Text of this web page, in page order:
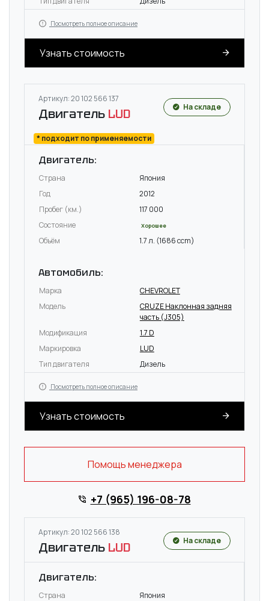
Посмотреть полное описание
Узнать стоимость
Артикул: 20 102 566 137
Двигатель LUD
* подходит по применяемости
На складе
Двигатель:
Страна
Япония
Год
2012
Пробег (км.)
117 000
Состояние
Хорошее
Объём 1.7 л. (1686 ccm)
Автомобиль:
Марка
CHEVROLET
Модель
CRUZE Наклонная задняя
часть (J305)
Модификация
1.7 D
Маркировка
LUD
Тип двигателя
Дизель
Посмотреть полное описание
Узнать стоимость
Помощь менеджера
+7 (965) 196-08-78
Артикул: 20 102 566 138
Двигатель LUD На складе
Двигатель:
Страна
Япония